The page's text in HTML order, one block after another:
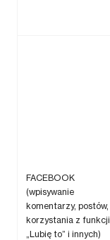
FACEBOOK
(wpisywanie
komentarzy, postów,
korzystania z funkcji
„Lubię to” i innych)